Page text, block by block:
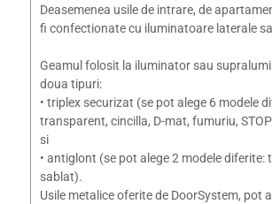
Deasemenea usile de intrare, de
fi confectionate cu iluminatoare laterale
Geamul folosit la iluminator sau
doua tipuri:
• triplex securizat (se pot alege 6 modele
transparent, cincilla, D-mat, fumuriu,
si
• antiglont (se pot alege 2 modele diferite:
sablat).
Usile metalice oferite de DoorSystem, pot